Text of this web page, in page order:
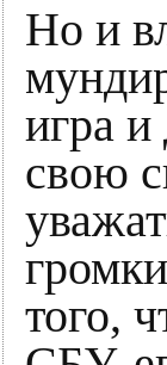
Но и
игра
свою
того,